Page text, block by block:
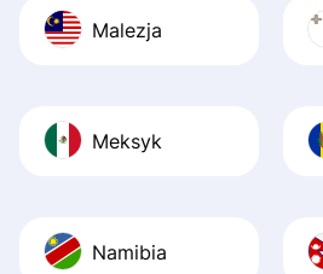
Malezja
Meksyk
Namibia